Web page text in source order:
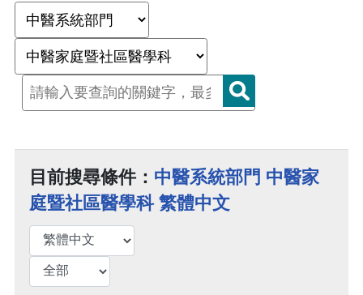
目前搜尋條件： 中醫系統部門 中醫家
庭暨社區醫學科 繁體中文